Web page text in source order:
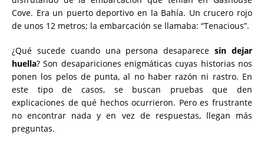
Cove. Era un puerto deportivo en la Bahía. Un crucero rojo
de unos 12 metros; la embarcación se llamaba: “Tenacious”.
¿Qué sucede cuando una persona desaparecesin dejar
huella? Son desapariciones enigmáticas cuyas historias nos
ponen los pelos de punta, al no haber razón ni rastro. En
este tipo de casos, se buscan pruebas que den
explicaciones de qué hechos ocurrieron. Pero es frustrante
no encontrar nada y en vez de respuestas, llegan más
preguntas.